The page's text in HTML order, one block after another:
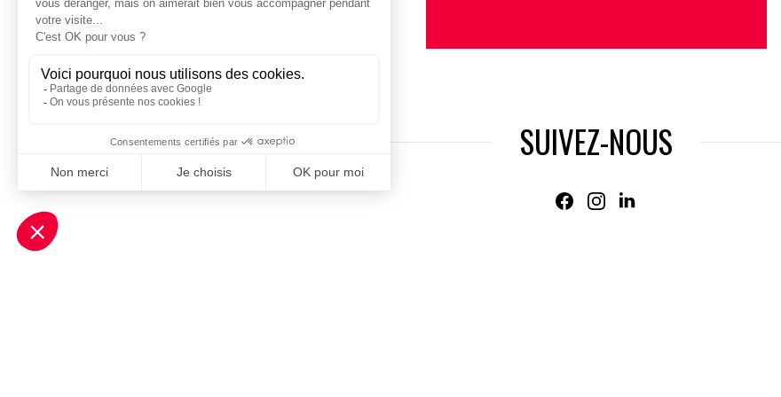
présent dans des villes comme Colomiers ou Agen illustre parfaitement notre volonté d’incarner une
proximité nationale auprès des 4 millions de TPE et PME françaises ».
Entretien : Titouan Laurent
SUIVEZ-NOUS